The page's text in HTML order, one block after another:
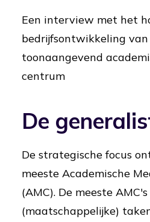
Een interview met het
bedrijfsontwikkeling van
toonaangevend
centrum
De
De strategische focus
meeste Academische
(AMC). De meeste
(maatschappelijke)